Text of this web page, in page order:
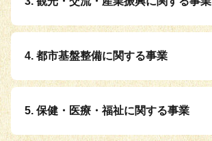
4. 都市基盤整備に関する事業
5. 保健・医療・福祉に関する事業